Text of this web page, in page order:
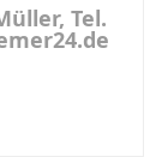
Tel.